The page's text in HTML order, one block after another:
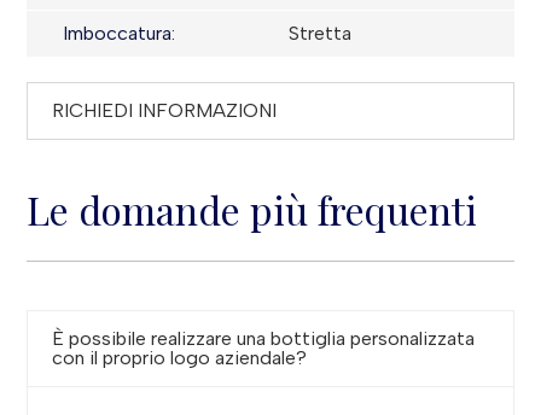
Imboccatura: Stretta
RICHIEDI INFORMAZIONI
Le domande più frequenti
È possibile realizzare una bottiglia personalizzata
con il proprio logo aziendale?